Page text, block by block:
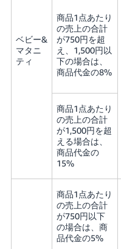
ベビー&
マタニ
ティ
商品1点あたり
の売上の合計
が750円を超
え、1,500円以
下の場合は、
商品代金の8%
商品1点あたり
の売上の合計
が1,500円を超
える場合は、
商品代金の
15%
商品1点あたり
の売上の合計
が750円以下
の場合は、商
品代金の5%